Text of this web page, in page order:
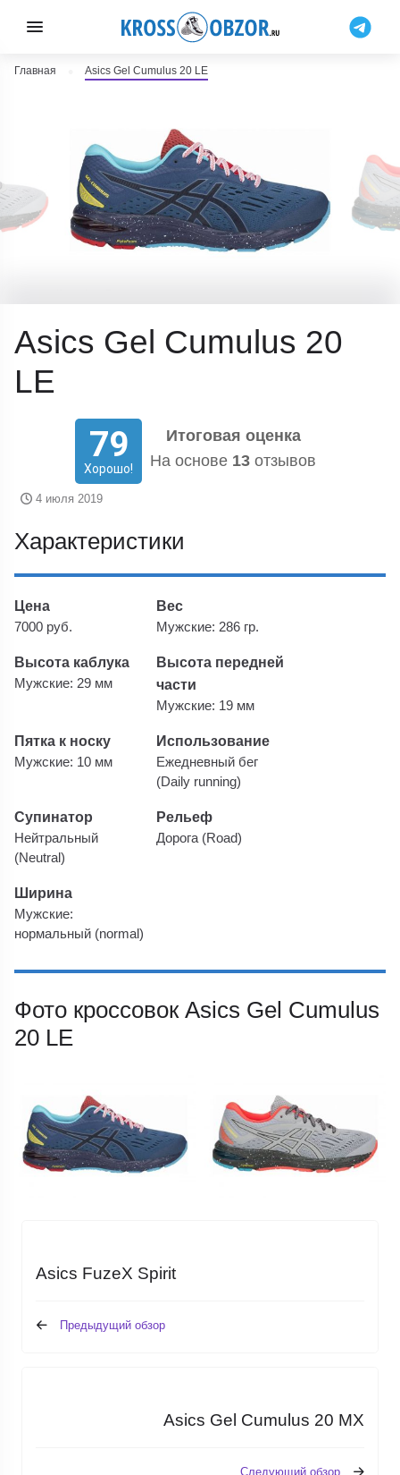
Главная Asics Gel Cumulus 20 LE
Asics Gel Cumulus 20
LE
79
Хорошо!
Итоговая оценка
На основе 13 отзывов
4 июля 2019
Характеристики
Цена
7000 руб.
Вес
Мужские: 286 гр.
Высота каблука
Мужские: 29 мм
Высота передней
части
Мужские: 19 мм
Пятка к носку
Мужские: 10 мм
Использование
Ежедневный бег
(Daily running)
Супинатор
Нейтральный
(Neutral)
Рельеф
Дорога (Road)
Ширина
Мужские:
нормальный (normal)
Фото кроссовок Asics Gel Cumulus
20 LE
Asics FuzeX Spirit
Предыдущий обзор
Asics Gel Cumulus 20 MX
Следующий обзор